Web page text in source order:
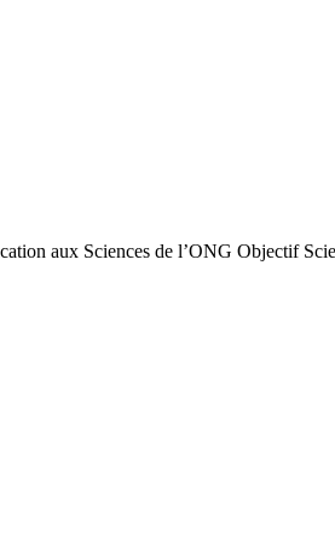
aux Sciences de l’ONG Objectif